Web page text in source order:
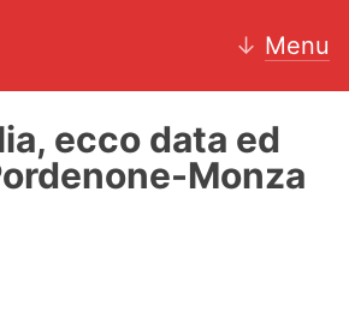
↓ Menu
ecco data ed
Monza